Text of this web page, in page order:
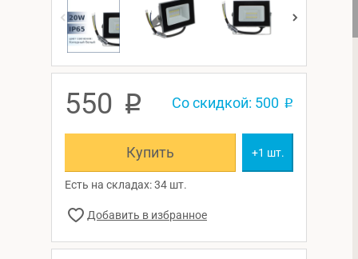
550 p Со скидкой: 500 p
Купить +1 шт.
Есть на складах: 34 шт.